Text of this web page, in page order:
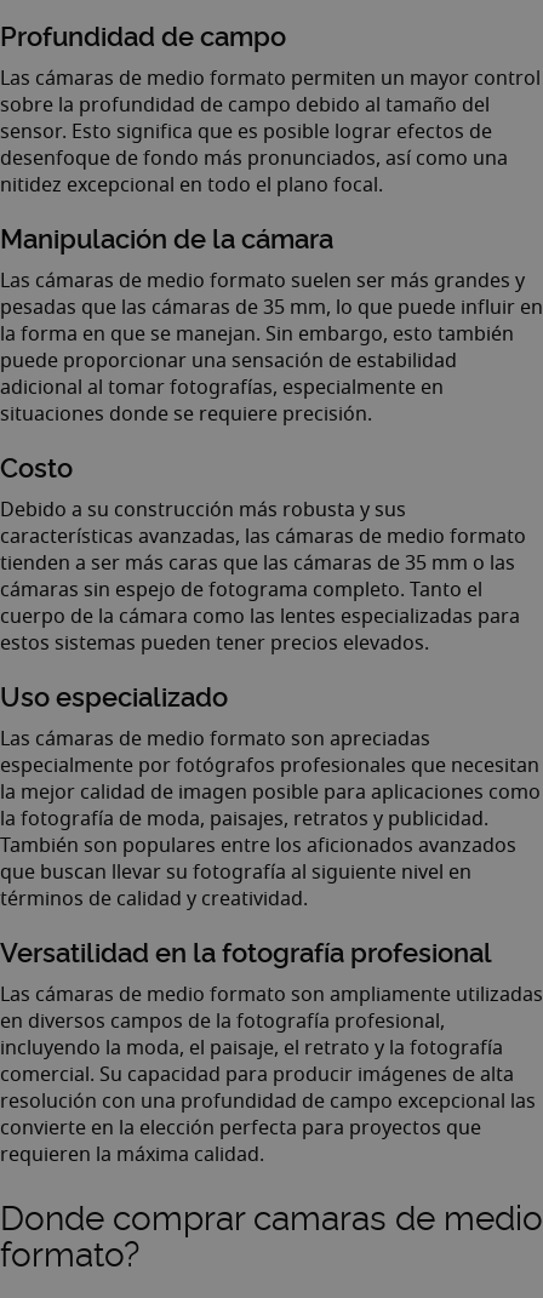
Profundidad de campo
Las cámaras de medio formato permiten un mayor control
sobre la profundidad de campo debido al tamaño del
sensor. Esto significa que es posible lograr efectos de
desenfoque de fondo más pronunciados, así como una
nitidez excepcional en todo el plano focal.
Manipulación de la cámara
Las cámaras de medio formato suelen ser más grandes y
pesadas que las cámaras de 35 mm, lo que puede influir en
la forma en que se manejan. Sin embargo, esto también
puede proporcionar una sensación de estabilidad
adicional al tomar fotografías, especialmente en
situaciones donde se requiere precisión.
Costo
Debido a su construcción más robusta y sus
características avanzadas, las cámaras de medio formato
tienden a ser más caras que las cámaras de 35 mm o las
cámaras sin espejo de fotograma completo. Tanto el
cuerpo de la cámara como las lentes especializadas para
estos sistemas pueden tener precios elevados.
Uso especializado
Las cámaras de medio formato son apreciadas
especialmente por fotógrafos profesionales que necesitan
la mejor calidad de imagen posible para aplicaciones como
la fotografía de moda, paisajes, retratos y publicidad.
También son populares entre los aficionados avanzados
que buscan llevar su fotografía al siguiente nivel en
términos de calidad y creatividad.
Versatilidad en la fotografía profesional
Las cámaras de medio formato son ampliamente utilizadas
en diversos campos de la fotografía profesional,
incluyendo la moda, el paisaje, el retrato y la fotografía
comercial. Su capacidad para producir imágenes de alta
resolución con una profundidad de campo excepcional las
convierte en la elección perfecta para proyectos que
requieren la máxima calidad.
Donde comprar camaras de medio
formato?